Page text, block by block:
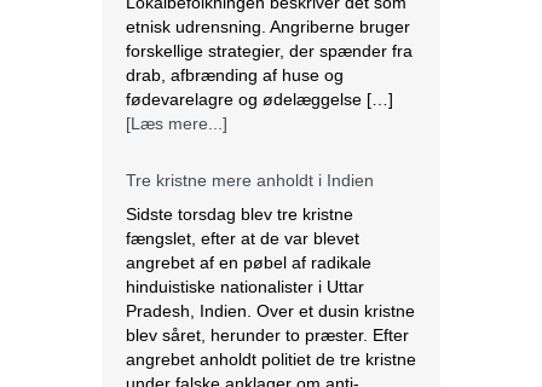
Sidste torsdag blev tre kristne
fængslet, efter at de var blevet
angrebet af en pøbel af radikale
hinduistiske nationalister i Uttar
Pradesh, Indien. Over et dusin kristne
angrebet anholdt politiet de tre kristne
under falske anklager om anti-
konvertering. Ifølge lokale kilder brød
en pøbel på over 20 personer ind […]
[Læs mere...]
Saudi-Arabien omfavnede koptisk jul.
Biskop Marcos fra Egyptens Koptisk-